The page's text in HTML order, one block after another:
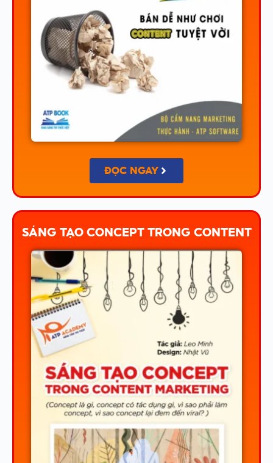
ĐỌC NGAY
SÁNG TẠO CONCEPT TRONG CONTENT